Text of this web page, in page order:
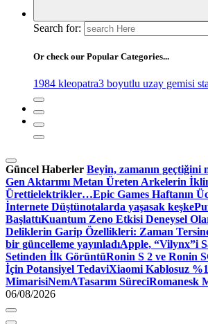
Search for:
Or check our Popular Categories...
1984 kleopatra3 boyutlu uzay gemisi
Güncel Haberler Beyin, zamanın geçtiğini
Gen Aktarımı Metan Üreten Arkelerin
Ürettielektrikler…Epic Games Haftanın
İnternete Düştünotalarda yaşasak keşke
BaşlattıKuantum Zeno Etkisi Deneysel
Deliklerin Garip Özellikleri: Zaman
bir güncelleme yayınladıApple, “Vilynx”i
Setinden İlk GörüntüRonin S 2 ve Ronin
İçin Potansiyel TedaviXiaomi Kablosuz
MimarisiNemATasarım SüreciRomanesk
06/08/2026